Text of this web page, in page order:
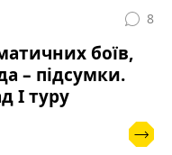
8
боїв,
– підсумки.
І туру